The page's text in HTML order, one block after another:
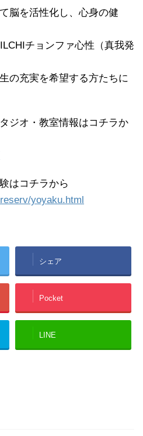
脳を活性化し、心身の健
チョンファ心性（真我発
の充実を希望する方たちに
ジオ・教室情報はコチラか
はコチラから
yoyaku.html
シェア
Pocket
LINE